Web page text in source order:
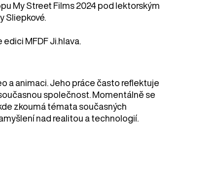
My Street Films 2024 pod lektorským
Sliepkové.
MFDF Ji.hlava.
a animaci. Jeho práce často reflektuje
společnost. Momentálně se
zkoumá témata současných
nad realitou a technologií.